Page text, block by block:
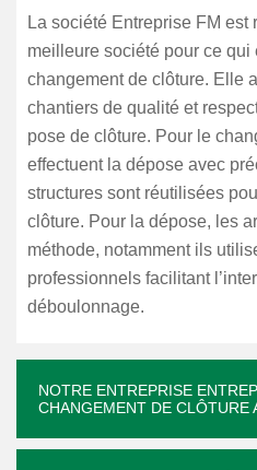
La société Entreprise FM est
meilleure société pour ce qui
changement de clôture. Elle
chantiers de qualité et
pose de clôture. Pour le
effectuent la dépose avec
structures sont réutilisées
clôture. Pour la dépose, les
méthode, notamment ils
professionnels facilitant
déboulonnage.
NOTRE ENTREPRISE
CHANGEMENT DE CLÔTURE